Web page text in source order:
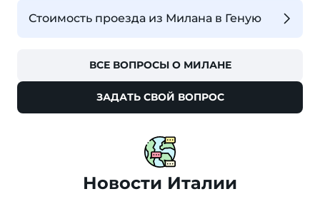
Стоимость проезда из Милана в Геную
ВСЕ ВОПРОСЫ О МИЛАНЕ
ЗАДАТЬ СВОЙ ВОПРОС
Новости Италии